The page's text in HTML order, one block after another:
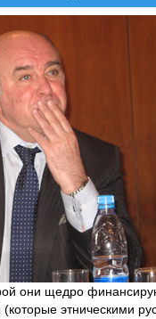
они щедро
этническими